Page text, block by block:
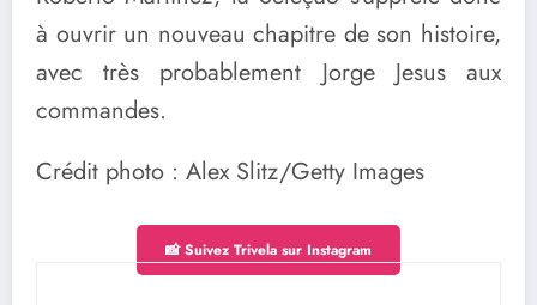
à ouvrir un nouveau chapitre de son histoire,
avec très probablement Jorge Jesus aux
commandes.
Crédit photo : Alex Slitz/Getty Images
📸 Suivez Trivela sur Instagram